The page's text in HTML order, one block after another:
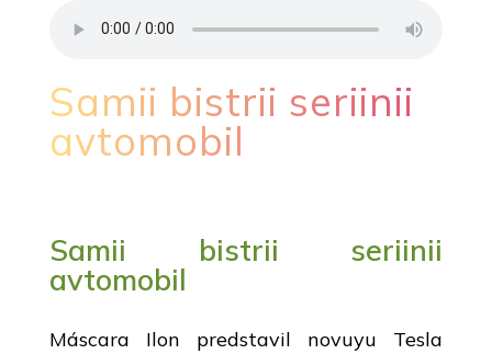
Samii bistrii seriinii
avtomobil
Samii bistrii seriinii
avtomobil
Máscara Ilon predstavil novuyu Tesla